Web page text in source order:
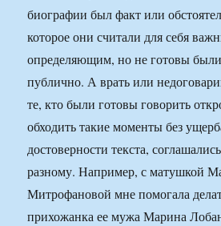
биографии был факт или
которое они считали для себя
определяющим, но не готовы были
публично. А врать или
те, кто были готовы говорить
обходить такие моменты без
достоверности текста,
разному. Например, с матушкой
Митрофановой мне помогала
прихожанка ее мужа Марина